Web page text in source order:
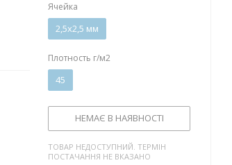
Ячейка
2,5х2,5 мм
Плотность г/м2
45
НЕМАЄ В НАЯВНОСТІ
ТОВАР НЕДОСТУПНИЙ. ТЕРМІН
ПОСТАЧАННЯ НЕ ВКАЗАНО